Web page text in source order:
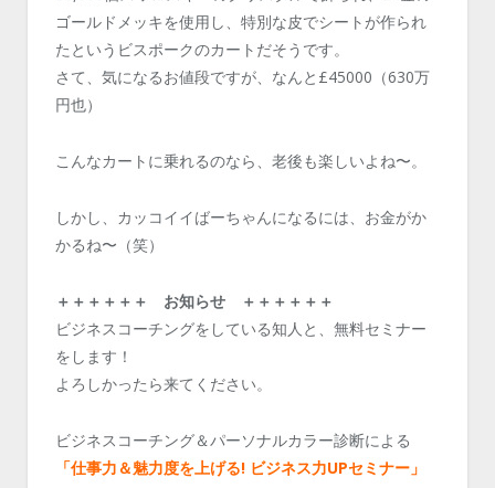
ゴールドメッキを使用し、特別な皮でシートが作られ
たというビスポークのカートだそうです。
さて、気になるお値段ですが、なんと£45000（630万
円也）
こんなカートに乗れるのなら、老後も楽しいよね〜。
しかし、カッコイイばーちゃんになるには、お金がか
かるね〜（笑）
＋＋＋＋＋＋ お知らせ ＋＋＋＋＋＋
ビジネスコーチングをしている知人と、無料セミナー
をします！
よろしかったら来てください。
ビジネスコーチング＆パーソナルカラー診断による
「仕事力＆魅力度を上げる! ビジネス力UPセミナー」